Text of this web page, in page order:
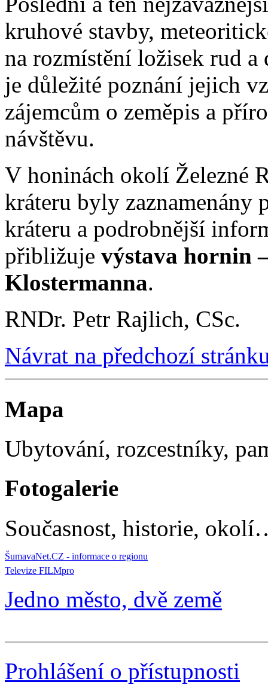
kruhové stavby,
na rozmístění ložisek rud
je důležité poznání jejich
zájemcům o zeměpis a
návštěvu.
V honinách okolí Železné
kráteru byly zaznamenány
kráteru a podrobnější
přibližuje výstava hornin
Klostermanna.
RNDr. Petr Rajlich, CSc.
Návrat na předchozí
Mapa
Ubytování, rozcestníky,
Fotogalerie
Současnost, historie,
ŠumavaNet.CZ - informace o regionu
Televize FILMpro
Jedno město, dvě země
Prohlášení o přístupnosti